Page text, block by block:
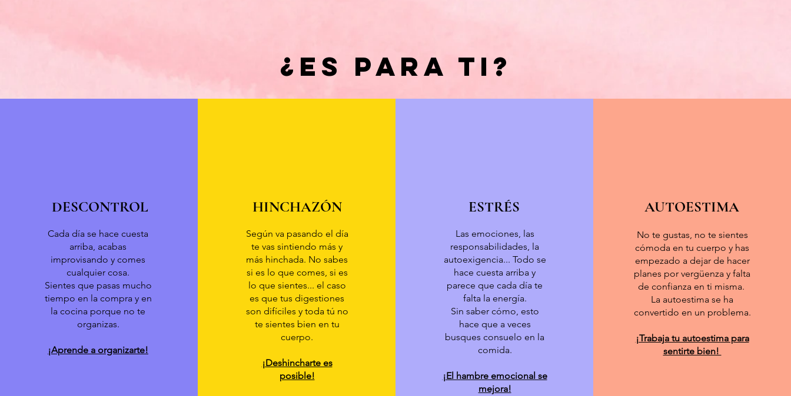
¿ES PARA TI?
DESCONTROL
Cada día se hace cuesta
arriba, acabas
improvisando y comes
cualquier cosa.
Sientes que pasas mucho
tiempo en la compra y en
la cocina porque no te
organizas.
¡Aprende a organizarte!
HINCHAZÓN
Según va pasando el día
te vas sintiendo más y
más hinchada. No sabes
si es lo que comes, si es
lo que sientes... el caso
es que tus digestiones
son difíciles y toda tú no
te sientes bien en tu
cuerpo.
¡Deshincharte es
posible!
ESTRÉS
Las emociones, las
responsabilidades, la
autoexigencia... Todo se
hace cuesta arriba y
parece que cada día te
falta la energía.
Sin saber cómo, esto
hace que a veces
busques consuelo en la
comida.
¡El hambre emocional se
mejora!
AUTOESTIMA
No te gustas, no te sientes
cómoda en tu cuerpo y has
empezado a dejar de hacer
planes por vergüenza y falta
de confianza en ti misma.
La autoestima se ha
convertido en un problema.
¡Trabaja tu autoestima para
sentirte bien!